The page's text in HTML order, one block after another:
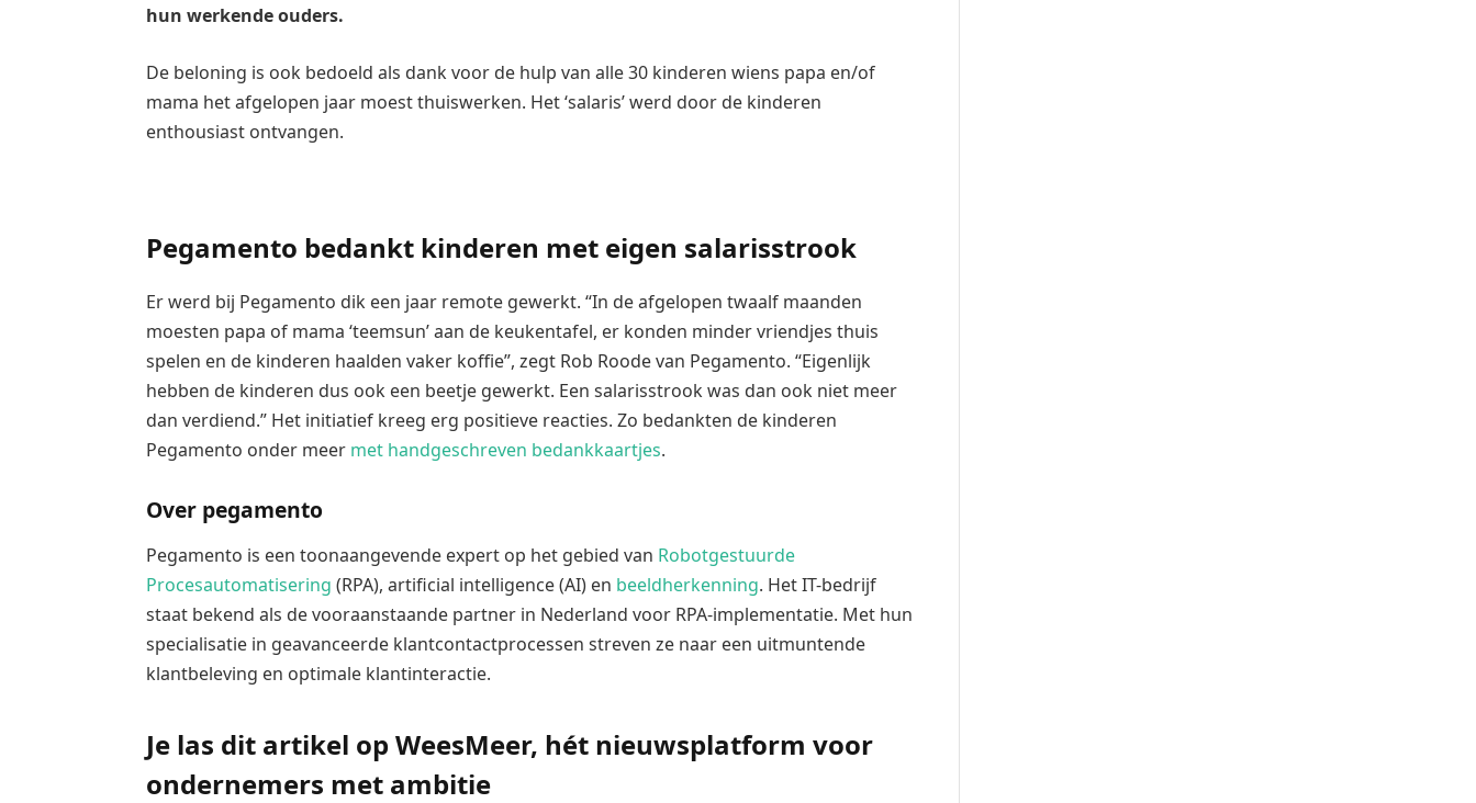
hun werkende ouders.
De beloning is ook bedoeld als dank voor de hulp van alle 30 kinderen wiens papa en/of
mama het afgelopen jaar moest thuiswerken. Het ‘salaris’ werd door de kinderen
enthousiast ontvangen.
Pegamento bedankt kinderen met eigen salarisstrook
Er werd bij Pegamento dik een jaar remote gewerkt. “In de afgelopen twaalf maanden
moesten papa of mama ‘teemsun’ aan de keukentafel, er konden minder vriendjes thuis
spelen en de kinderen haalden vaker koffie”, zegt Rob Roode van Pegamento. “Eigenlijk
hebben de kinderen dus ook een beetje gewerkt. Een salarisstrook was dan ook niet meer
dan verdiend.” Het initiatief kreeg erg positieve reacties. Zo bedankten de kinderen
Pegamento onder meer met handgeschreven bedankkaartjes.
Over pegamento
Pegamento is een toonaangevende expert op het gebied van Robotgestuurde
Procesautomatisering (RPA), artificial intelligence (AI) en beeldherkenning. Het IT-bedrijf
staat bekend als de vooraanstaande partner in Nederland voor RPA-implementatie. Met hun
specialisatie in geavanceerde klantcontactprocessen streven ze naar een uitmuntende
klantbeleving en optimale klantinteractie.
Je las dit artikel op WeesMeer, hét nieuwsplatform voor
ondernemers met ambitie